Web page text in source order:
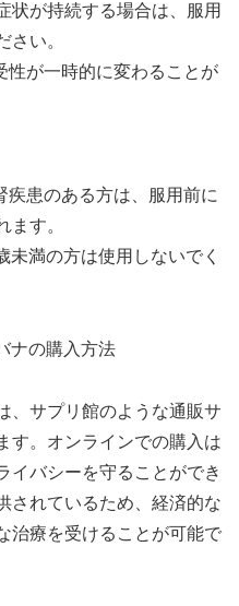
状が持続する場合は、服用
さい。
性が一時的に変わることが
患のある方は、服用前に
ます。
満の方は使用しないでく
ナの購入方法
、サプリ館のような通販サ
す。オンラインでの購入は
イバシーを守ることができ
されているため、経済的な
治療を受けることが可能で